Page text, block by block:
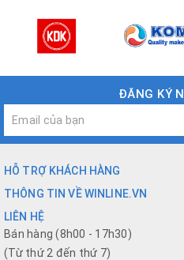
ĐĂNG KÝ
HỖ TRỢ KHÁCH HÀNG
THÔNG TIN VỀ WINLINE.VN
LIÊN HỆ
Bán hàng (8h00 - 17h30)
(Từ thứ 2 đến thứ 7)